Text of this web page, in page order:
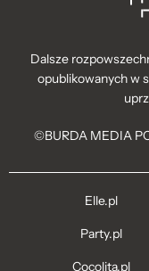
Dalsze
opublikowanych w
©BURDA MEDIA
Elle.pl
Party.pl
Cocolita.pl